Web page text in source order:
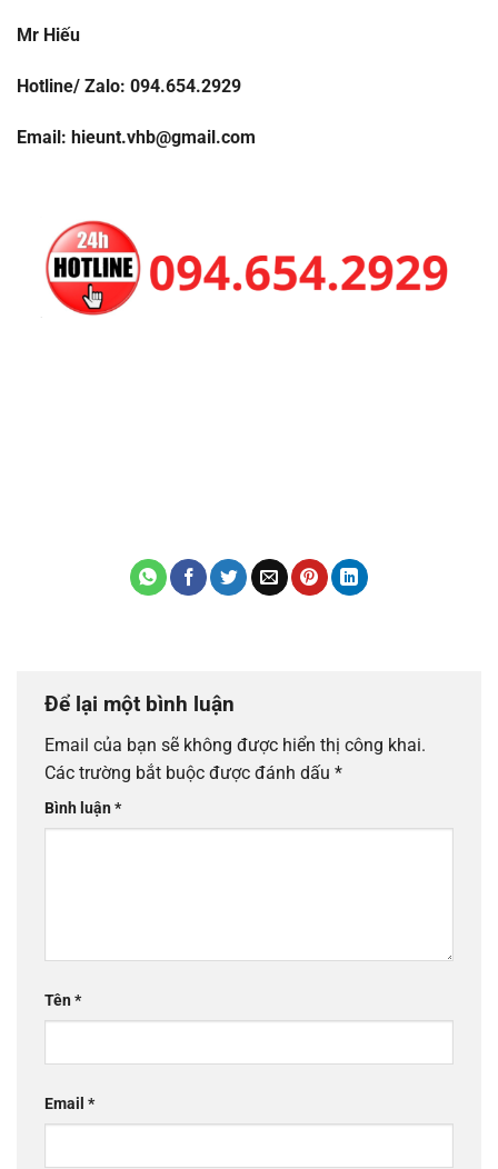
Mr Hiếu
Hotline/ Zalo: 094.654.2929
Email: hieunt.vhb@gmail.com
Để lại một bình luận
Email của bạn sẽ không được hiển thị công khai.
Các trường bắt buộc được đánh dấu *
Bình luận*
Tên*
Email *